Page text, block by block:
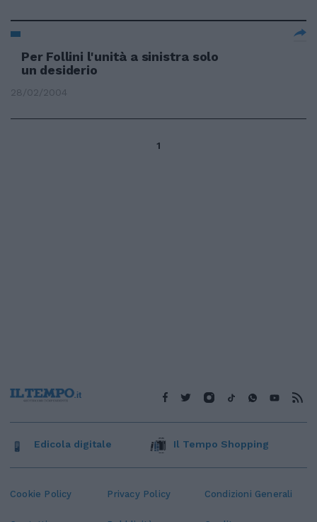
Per Follini l'unità a sinistra solo
un desiderio
28/02/2004
1
Cookie Policy Privacy Policy Condizioni Generali
Edicola digitale Il Tempo Shopping